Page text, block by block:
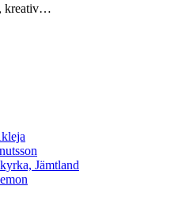
kreativ…
Jämtland